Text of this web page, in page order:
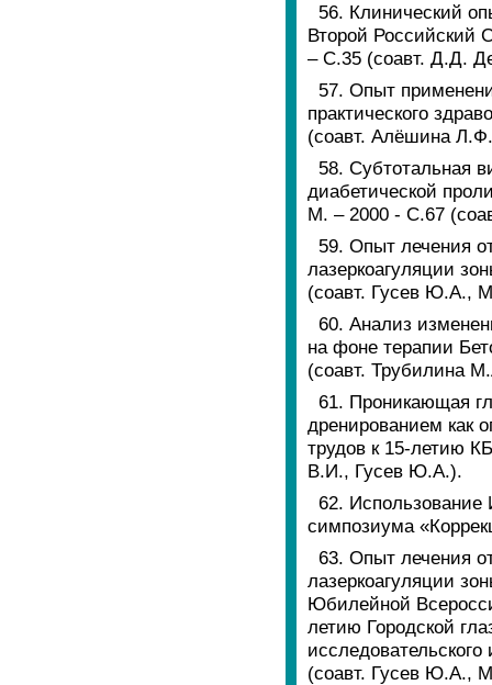
56. Клинический
Второй Российский
– С.35 (соавт. Д.Д.
57. Опыт
практического
(соавт. Алёшина
58. Субтотальная
диабетической
М. – 2000 - С.67
59. Опыт лечения
лазеркоагуляции
(соавт. Гусев Ю.А.,
60. Анализ
на фоне терапии
(соавт. Трубилина
61. Проникающая
дренированием как
трудов к 15-летию
В.И., Гусев Ю.А.).
62.
симпозиума
63. Опыт лечения
лазеркоагуляции
Юбилейной
летию Городской
(соавт. Гусев Ю.А.,